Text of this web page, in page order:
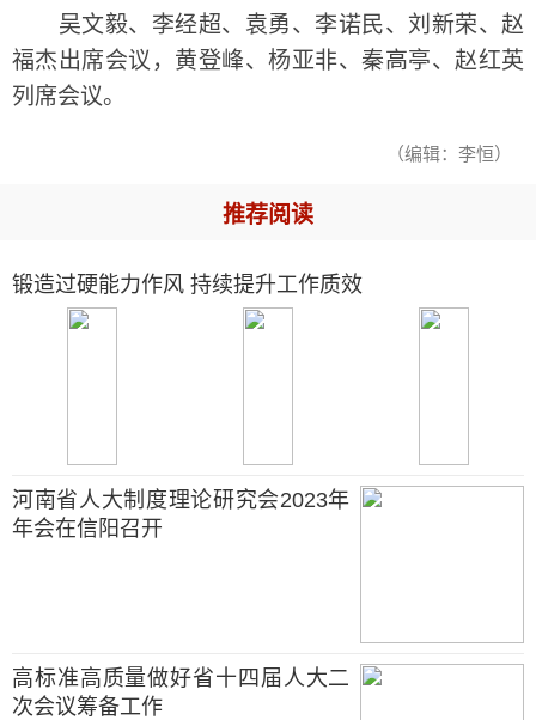
吴文毅、李经超、袁勇、李诺民、刘新荣、赵
福杰出席会议，黄登峰、杨亚非、秦高亭、赵红英
列席会议。
（编辑：李恒）
推荐阅读
锻造过硬能力作风 持续提升工作质效
河南省人大制度理论研究会2023年
年会在信阳召开
高标准高质量做好省十四届人大二
次会议筹备工作